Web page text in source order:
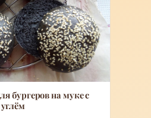
бургеров на муке с